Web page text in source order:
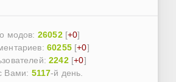
модов: 26052[+0]
60255[+0]
2242[+0]
Вами: 5117-й день.